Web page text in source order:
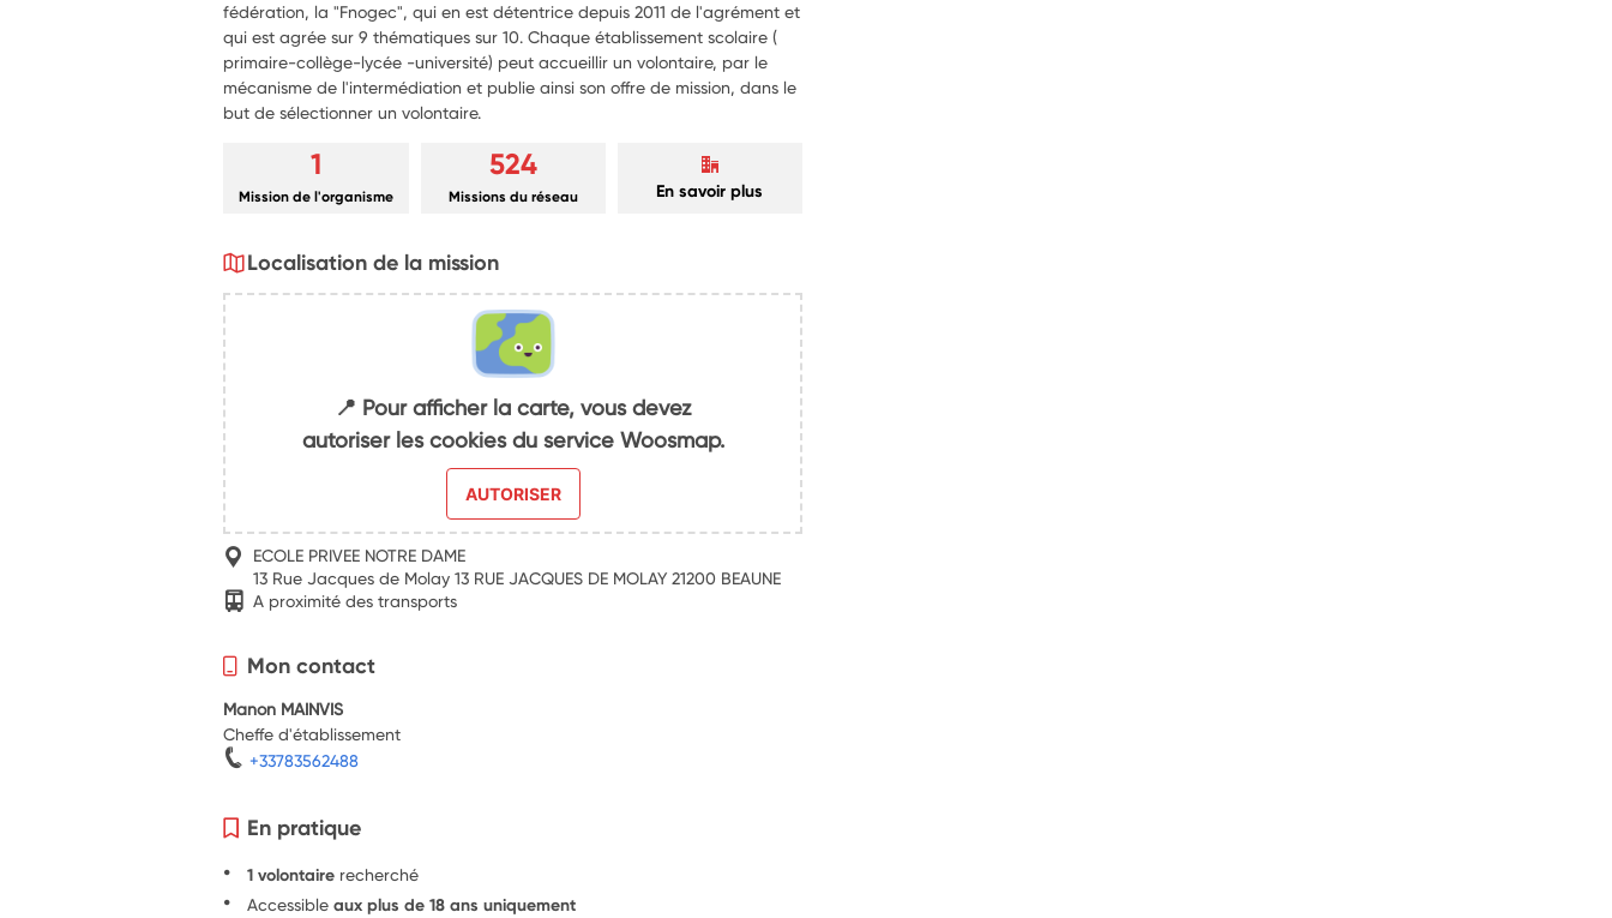
fédération, la "Fnogec", qui en est détentrice depuis 2011 de l'agrément et
qui est agrée sur 9 thématiques sur 10. Chaque établissement scolaire (
primaire-collège-lycée -université) peut accueillir un volontaire, par le
mécanisme de l'intermédiation et publie ainsi son offre de mission, dans le
but de sélectionner un volontaire.
1
Mission de l'organisme
524
Missions du réseau En savoir plus
Localisation de la mission
📍 Pour afficher la carte, vous devez
autoriser les cookies du service Woosmap.
AUTORISER
ECOLE PRIVEE NOTRE DAME
13 Rue Jacques de Molay 13 RUE JACQUES DE MOLAY 21200 BEAUNE
A proximité des transports
Mon contact
Manon MAINVIS
Cheffe d'établissement
+33783562488
En pratique
1 volontaire recherché
Accessibleaux plus de 18 ans uniquement